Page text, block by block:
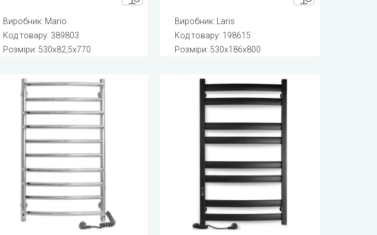
Виробник: Mario
Код товару: 389803
Розміри: 530x82,5x770
Виробник:
Laris
Код товару: 198615
Розміри: 530x186x800